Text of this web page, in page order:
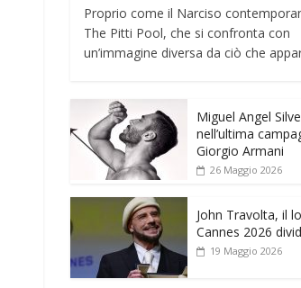
Proprio come il Narciso
The Pitti Pool, che si confronta con
un’immagine diversa da ciò che
Miguel Angel
nell’ultima
Giorgio Armani
26 Maggio 2026
John Travolta, il
Cannes 2026
19 Maggio 2026